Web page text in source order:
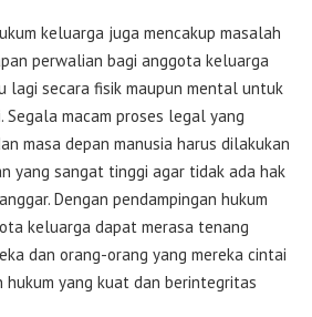
keluarga juga mencakup masalah
perwalian bagi anggota keluarga
lagi secara fisik maupun mental untuk
Segala macam proses legal yang
masa depan manusia harus dilakukan
yang sangat tinggi agar tidak ada hak
Dengan pendampingan hukum
keluarga dapat merasa tenang
dan orang-orang yang mereka cintai
hukum yang kuat dan berintegritas